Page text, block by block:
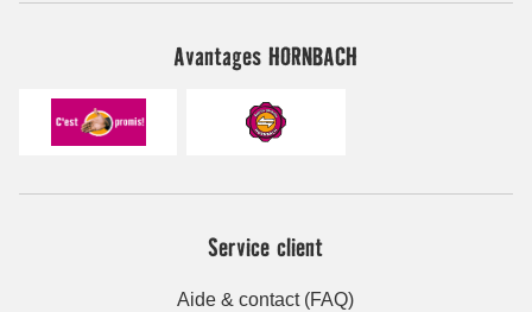
Avantages HORNBACH
Service client
Aide & contact (FAQ)